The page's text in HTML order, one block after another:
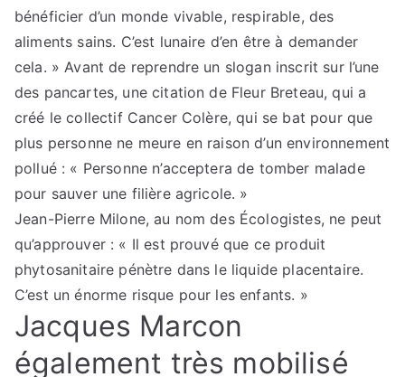
bénéficier d’un monde vivable, respirable, des
aliments sains. C’est lunaire d’en être à demander
cela. » Avant de reprendre un slogan inscrit sur l’une
des pancartes, une citation de Fleur Breteau, qui a
créé le collectif Cancer Colère, qui se bat pour que
plus personne ne meure en raison d’un environnement
pollué : « Personne n’acceptera de tomber malade
pour sauver une filière agricole. »
Jean-Pierre Milone, au nom des Écologistes, ne peut
qu’approuver : « Il est prouvé que ce produit
phytosanitaire pénètre dans le liquide placentaire.
C’est un énorme risque pour les enfants. »
Jacques Marcon
également très mobilisé